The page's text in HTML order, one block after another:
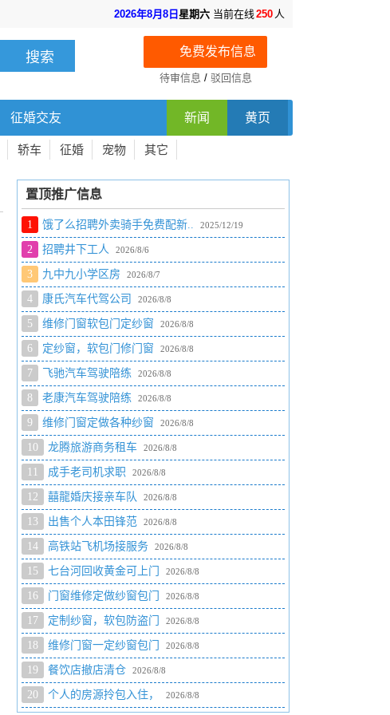
2026年8月8日 星期六 当前在线250 人
免费发布信息
待审信息 / 驳回信息
征婚交友 黄页
新闻
轿车 征婚 宠物 其它
置顶推广信息
1 饿了么招聘外卖骑手免费配新.. 2025/12/19
2 招聘井下工人 2026/8/6
3 九中九小学区房 2026/8/7
4 康氏汽车代驾公司 2026/8/8
5 维修门窗软包门定纱窗 2026/8/8
6 定纱窗，软包门修门窗 2026/8/8
7 飞驰汽车驾驶陪练 2026/8/8
8 老康汽车驾驶陪练 2026/8/8
9 维修门窗定做各种纱窗 2026/8/8
10 龙腾旅游商务租车 2026/8/8
11 成手老司机求职 2026/8/8
12 囍龍婚庆接亲车队 2026/8/8
13 出售个人本田锋范 2026/8/8
14 高铁站飞机场接服务 2026/8/8
15 七台河回收黄金可上门 2026/8/8
16 门窗维修定做纱窗包门 2026/8/8
17 定制纱窗，软包防盗门 2026/8/8
18 维修门窗一定纱窗包门 2026/8/8
19 餐饮店撤店清仓 2026/8/8
20 个人的房源拎包入住， 2026/8/8